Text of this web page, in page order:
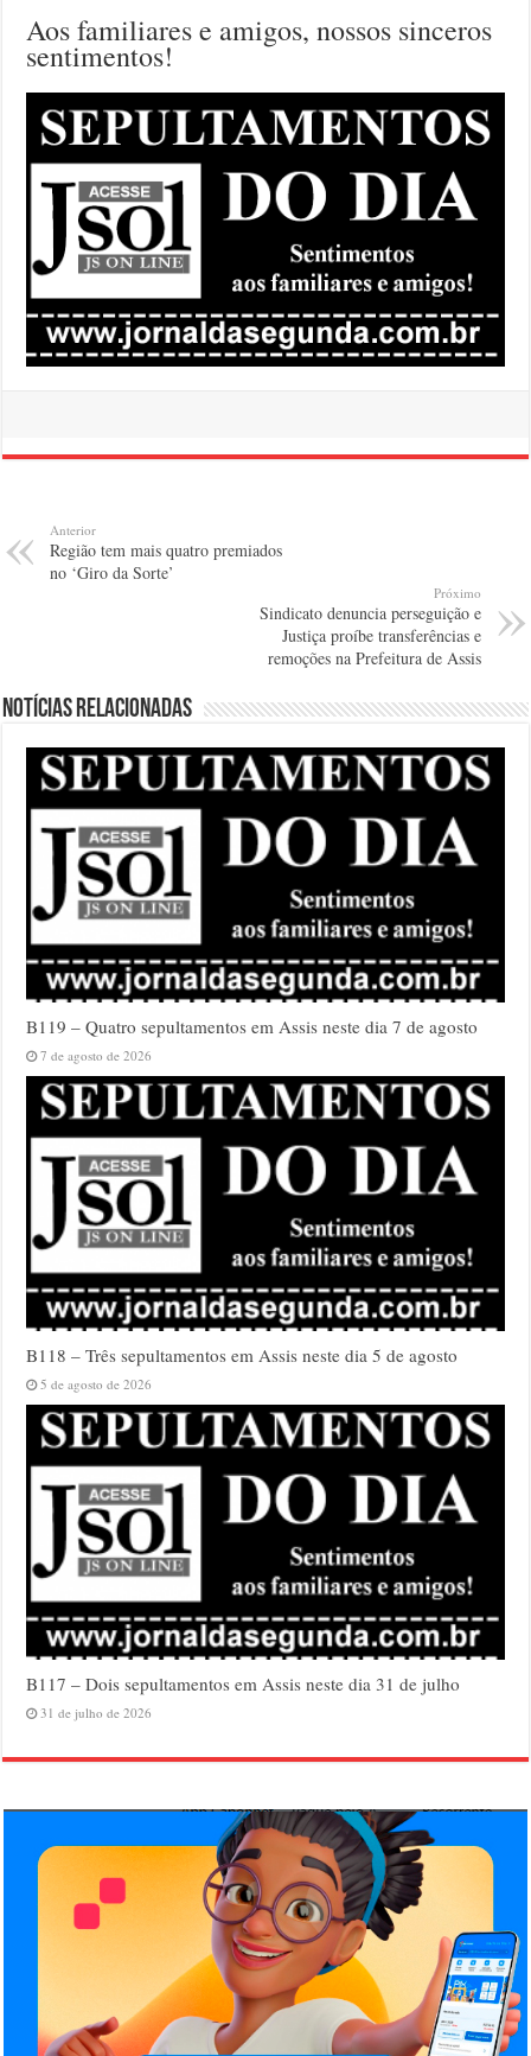
Aos familiares e amigos, nossos sinceros
sentimentos!
Anterior
Região tem mais quatro premiados
no ‘Giro da Sorte’
Próximo
Sindicato denuncia perseguição e
Justiça proíbe transferências e
remoções na Prefeitura de Assis
Notícias relacionadas
B119 – Quatro sepultamentos em Assis neste dia 7 de agosto
7 de agosto de 2026
B118 – Três sepultamentos em Assis neste dia 5 de agosto
5 de agosto de 2026
B117 – Dois sepultamentos em Assis neste dia 31 de julho
31 de julho de 2026